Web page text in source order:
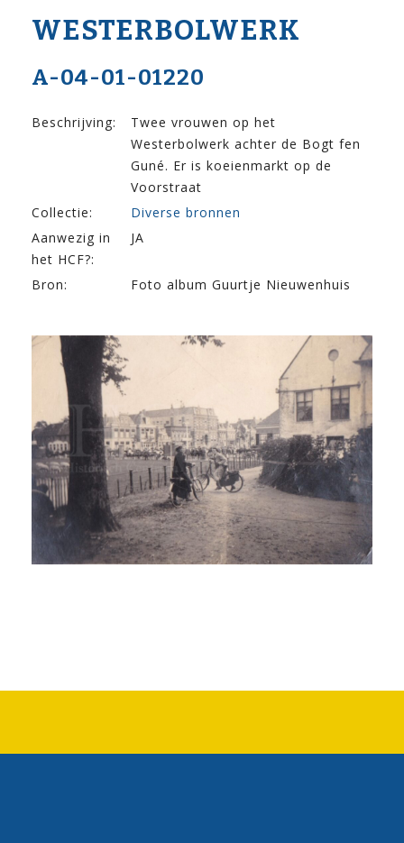
WESTERBOLWERK
A-04-01-01220
Beschrijving:
Twee vrouwen op het
Westerbolwerk achter de Bogt fen
Guné. Er is koeienmarkt op de
Voorstraat
Collectie:
Diverse bronnen
Aanwezig in
het HCF?:
JA
Bron: Foto album Guurtje Nieuwenhuis